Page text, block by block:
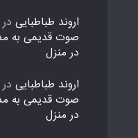
اروند طباطبایی در
در منزل
اروند طباطبایی در
در منزل